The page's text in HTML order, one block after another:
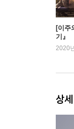
4장
곰아
가장
에필
[이주
기』
2020
상